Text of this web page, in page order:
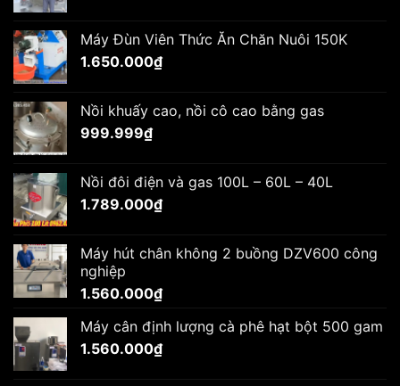
Máy Đùn Viên Thức Ăn Chăn Nuôi 150K
1.650.000₫
Nồi khuấy cao, nồi cô cao bằng gas
999.999₫
Nồi đôi điện và gas 100L – 60L – 40L
1.789.000₫
Máy hút chân không 2 buồng DZV600 công
nghiệp
1.560.000₫
Máy cân định lượng cà phê hạt bột 500 gam
1.560.000₫